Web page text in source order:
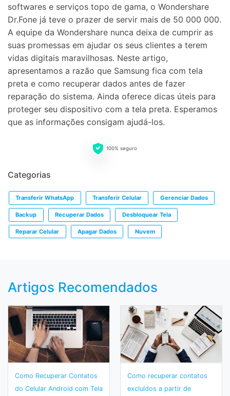
softwares e serviços topo de gama, o Wondershare
Dr.Fone já teve o prazer de servir mais de 50 000 000.
A equipe da Wondershare nunca deixa de cumprir as
suas promessas em ajudar os seus clientes a terem
vidas digitais maravilhosas. Neste artigo,
apresentamos a razão que Samsung fica com tela
preta e como recuperar dados antes de fazer
reparação do sistema. Ainda oferece dicas úteis para
proteger seu dispositivo com a tela preta. Esperamos
que as informações consigam ajudá-los.
100% seguro
Categorias
Transferir WhatsApp Transferir Celular Gerenciar Dados
Backup Recuperar Dados Desbloquear Tela
Reparar Celular Apagar Dados Nuvem
Artigos Recomendados
Como Recuperar Contatos
do Celular Android com Tela
Como recuperar contatos
excluídos a partir de